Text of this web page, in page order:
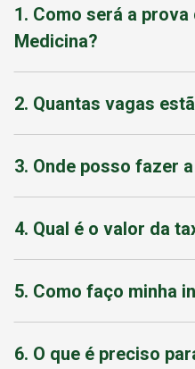
1. Como será a
Medicina?
2. Quantas vagas
3. Onde posso fazer
4. Qual é o valor da
5. Como faço minha
6. O que é preciso